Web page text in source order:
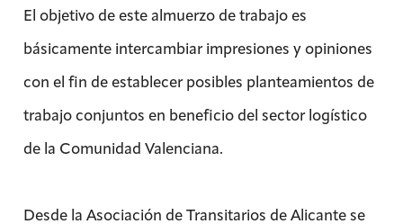
El objetivo de este almuerzo de trabajo es
básicamente intercambiar impresiones y opiniones
con el fin de establecer posibles planteamientos de
trabajo conjuntos en beneficio del sector logístico
de la Comunidad Valenciana.
Desde la Asociación de Transitarios de Alicante se